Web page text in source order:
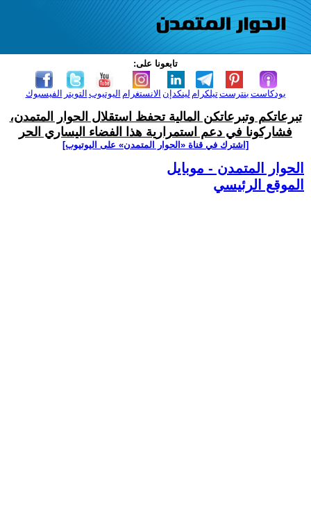
تابعونا على:
الفيسبوك التويتر اليوتيوب الانستغرام لينكدإن تيلكرامبنترست بودكاست
تبرعاتكم وتبرعاتكن المالية تحفظ استقلال الحوار المتمدن،
فشاركونا في دعم استمرارية هذا الفضاء اليساري الحر
[اشترك في قناة ‫«الحوار المتمدن» على اليوتيوب]
الحوار المتمدن - موبايل
الموقع الرئيسي